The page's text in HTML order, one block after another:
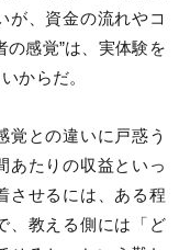
が、資金の流れやコ
の感覚”は、実体験を
からだ。
覚との違いに戸惑う
あたりの収益といっ
させるには、ある程
、教える側には「ど